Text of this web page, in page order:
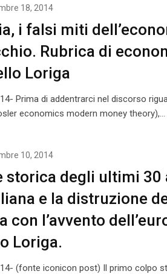
18, 2014
i falsi miti
Rubrica di
Loriga
Prima di addentrarci nel discorso
economics modern money theory),…
10, 2014
storica degli ultimi 30
e la distruzione
con l’avvento
Loriga.
(fonte iconicon post) Il primo colpo